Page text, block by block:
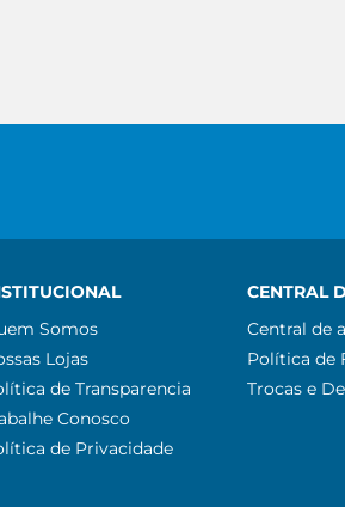
Somos
Lojas
de Transparencia
Conosco
de Privacidade
CENTRAL
Central de
Política de
Trocas e